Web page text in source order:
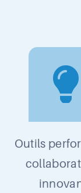
Outils